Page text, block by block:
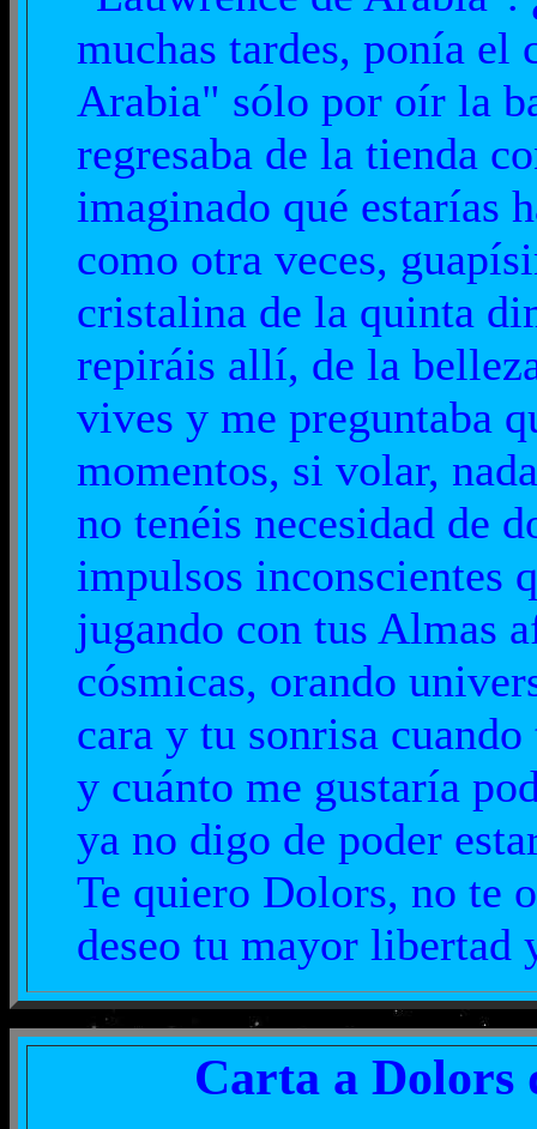
muchas tardes, ponía el
Arabia" sólo por oír la
regresaba de la tienda
imaginado qué estarías
como otra veces,
cristalina de la quinta
repiráis allí, de la
vives y me preguntaba
momentos, si volar,
no tenéis necesidad de
impulsos inconscientes
jugando con tus Almas
cósmicas, orando
cara y tu sonrisa
y cuánto me gustaría
ya no digo de poder
Te quiero Dolors, no te
deseo tu mayor
Carta a Dolors